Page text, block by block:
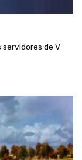
servidores de V